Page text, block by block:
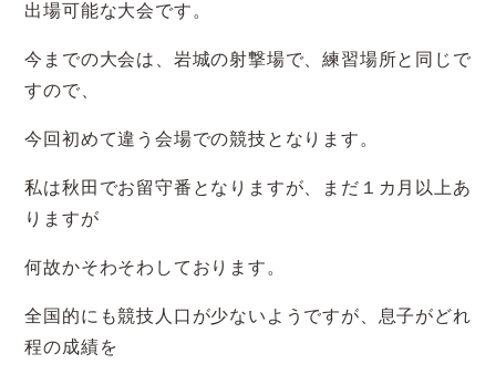
出場可能な大会です。
今までの大会は、岩城の射撃場で、練習場所と同じで
すので、
今回初めて違う会場での競技となります。
私は秋田でお留守番となりますが、まだ１カ月以上あ
りますが
何故かそわそわしております。
全国的にも競技人口が少ないようですが、息子がどれ
程の成績を